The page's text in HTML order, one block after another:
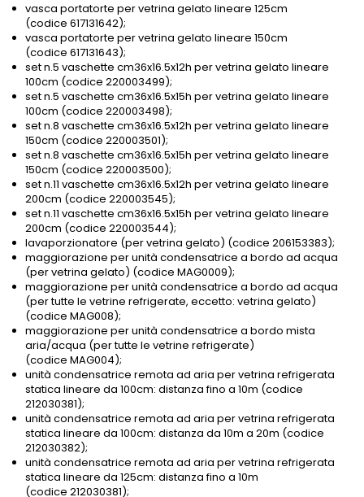
vasca portatorte per vetrina gelato lineare 125cm
(codice 617131642);
vasca portatorte per vetrina gelato lineare 150cm
(codice 617131643);
set n.5 vaschette cm36x16.5x12h per vetrina gelato lineare
100cm (codice 220003499);
set n.5 vaschette cm36x16.5x15h per vetrina gelato lineare
100cm (codice 220003498);
set n.8 vaschette cm36x16.5x12h per vetrina gelato lineare
150cm (codice 220003501);
set n.8 vaschette cm36x16.5x15h per vetrina gelato lineare
150cm (codice 220003500);
set n.11 vaschette cm36x16.5x12h per vetrina gelato lineare
200cm (codice 220003545);
set n.11 vaschette cm36x16.5x15h per vetrina gelato lineare
200cm (codice 220003544);
lavaporzionatore (per vetrina gelato) (codice 206153383);
maggiorazione per unità condensatrice a bordo ad acqua
(per vetrina gelato) (codice MAG0009);
maggiorazione per unità condensatrice a bordo ad acqua
(per tutte le vetrine refrigerate, eccetto: vetrina gelato)
(codice MAG008);
maggiorazione per unità condensatrice a bordo mista
aria/acqua (per tutte le vetrine refrigerate)
(codice MAG004);
unità condensatrice remota ad aria per vetrina refrigerata
statica lineare da 100cm: distanza fino a 10m (codice
212030381);
unità condensatrice remota ad aria per vetrina refrigerata
statica lineare da 100cm: distanza da 10m a 20m (codice
212030382);
unità condensatrice remota ad aria per vetrina refrigerata
statica lineare da 125cm: distanza fino a 10m
(codice 212030381);